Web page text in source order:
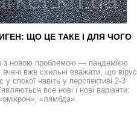
ЩО ЦЕ ТАКЕ І ДЛЯ ЧОГО
з новою проблемою — пандемією
вже схильні вважати, що вірус
спокої навіть у перспективі 2-3
все нові і нові варіанти:
«лямбда».